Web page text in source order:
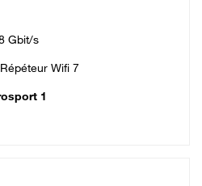
Gbit/s
Wifi 7
1